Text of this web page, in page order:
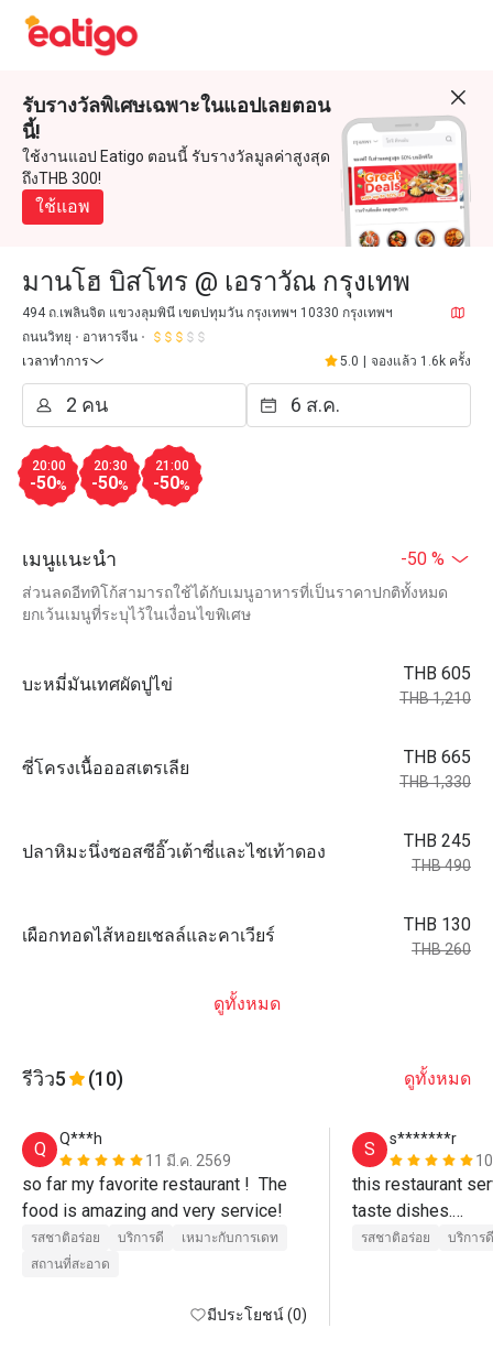
รับรางวัลพิเศษเฉพาะในแอปเลยตอน
นี้!
ใช้งานแอป Eatigo ตอนนี้ รับรางวัลมูลค่าสูงสุด
ถึงTHB 300!
ใช้แอพ
มานโฮ บิสโทร @ เอราวัณ กรุงเทพ
494 ถ.เพลินจิต แขวงลุมพินี เขตปทุมวัน กรุงเทพฯ 10330 กรุงเทพฯ
ถนนวิทยุ
อาหารจีน
เวลาทำการ
5.0 จองแล้ว 1.6k ครั้ง
20:00
-50%
20:30
-50%
21:00
-50%
เมนูแนะนำ -50 %
ส่วนลดอีททิโก้สามารถใช้ได้กับเมนูอาหารที่เป็นราคาปกติทั้งหมด
ยกเว้นเมนูที่ระบุไว้ในเงื่อนไขพิเศษ
บะหมี่มันเทศผัดปูไข่
THB 605
THB 1,210
ซี่โครงเนื้อออสเตรเลีย
THB 665
THB 1,330
ปลาหิมะนึ่งซอสซีอิ๊วเต้าซี่และไชเท้าดอง
THB 245
THB 490
เผือกทอดไส้หอยเชลล์และคาเวียร์
THB 130
THB 260
ดูทั้งหมด
รีวิว5 (10) ดูทั้งหมด
Q
Q***h
11 มี.ค. 2569
so far my favorite restaurant !  The
food is amazing and very service!
รสชาติอร่อย บริการดี
เหมาะกับการเดท
สถานที่สะอาด
มีประโยชน์ (0)
S
s*******r
this restaurant
taste dishes.
dumpling and
รสชาติอร่อย บริการดี